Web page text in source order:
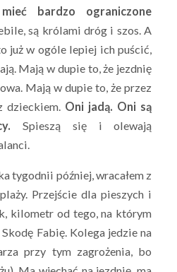
bardzo ograniczone
są królami dróg i szos. A
już w ogóle lepiej ich puścić,
Mają w dupie to, że jezdnię
Mają w dupie to, że przez
dzieckiem. Oni jadą. Oni są
Spieszą się i olewają
tygodnii później, wracałem z
Przejście dla pieszych i
kilometr od tego, na którym
Fabię. Kolega jedzie na
przy tym zagrożenia, bo